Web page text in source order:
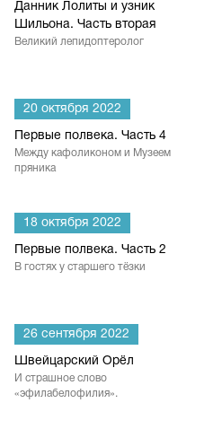
Данник Лолиты и узник
Шильона. Часть вторая
Великий лепидоптеролог
20 октября 2022
Первые полвека. Часть 4
Между кафоликоном и Музеем
пряника
18 октября 2022
Первые полвека. Часть 2
В гостях у старшего тёзки
26 сентября 2022
Швейцарский Орёл
И страшное слово
«эфилабелофилия».